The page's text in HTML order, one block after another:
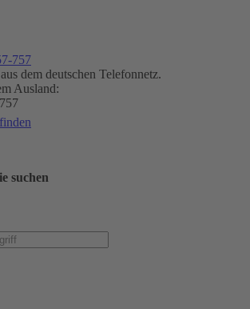
757
dem deutschen Telefonnetz.
Ausland:
suchen